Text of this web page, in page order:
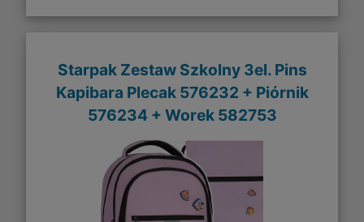
Starpak Zestaw Szkolny 3el. Pins
Kapibara Plecak 576232 + Piórnik
576234 + Worek 582753